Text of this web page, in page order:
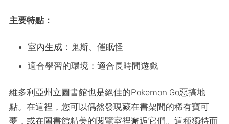
主要特點：
室內生成：鬼斯、催眠怪
適合學習的環境：適合長時間遊戲
維多利亞州立圖書館也是絕佳的Pokemon Go惡搞地
點。在這裡，您可以偶然發現藏在書架間的稀有寶可
夢，或在圖書館精美的閱覽室裡邂逅它們。這種獨特而